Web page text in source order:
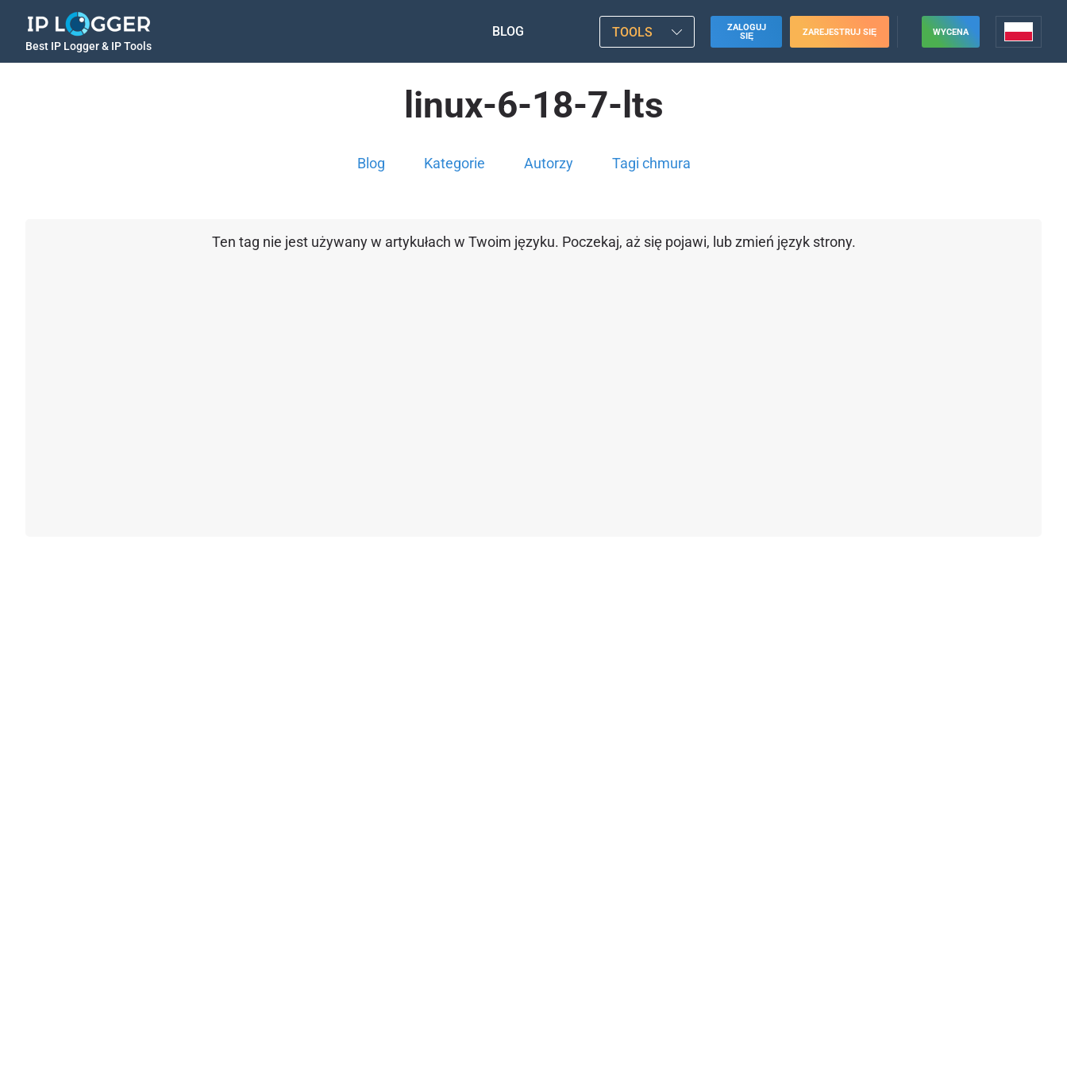
Best IP Logger & IP Tools
BLOG TOOLS
ZALOGUJ
SIĘ
ZAREJESTRUJ SIĘ WYCENA
linux-6-18-7-lts
Blog Kategorie Autorzy Tagi chmura